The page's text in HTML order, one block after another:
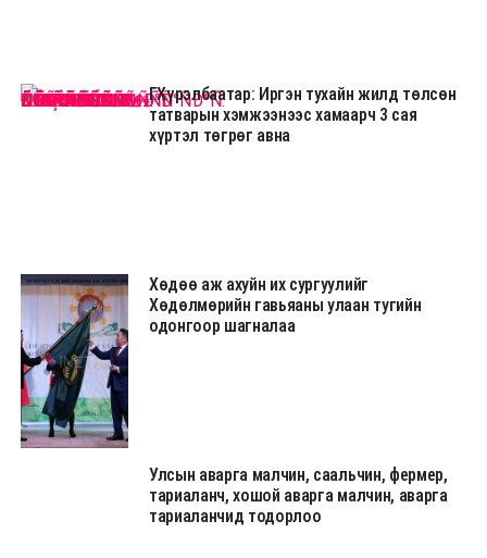
Г.Хүрэлбаатар: Иргэн тухайн жилд төлсөн
татварын хэмжээнээс хамаарч 3 сая
хүртэл төгрөг авна
Хөдөө аж ахуйн их сургуулийг
Хөдөлмөрийн гавьяаны улаан тугийн
одонгоор шагналаа
Улсын аварга малчин, саальчин, фермер,
тариаланч, хошой аварга малчин, аварга
тариаланчид тодорлоо